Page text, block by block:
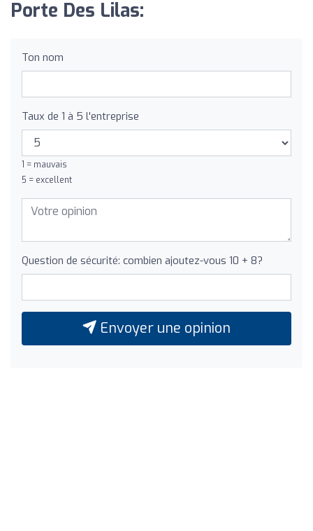
Porte Des Lilas:
Ton nom
Taux de 1 à 5 l'entreprise
1 = mauvais
5 = excellent
Question de sécurité: combien ajoutez-vous 10 + 8?
Envoyer une opinion